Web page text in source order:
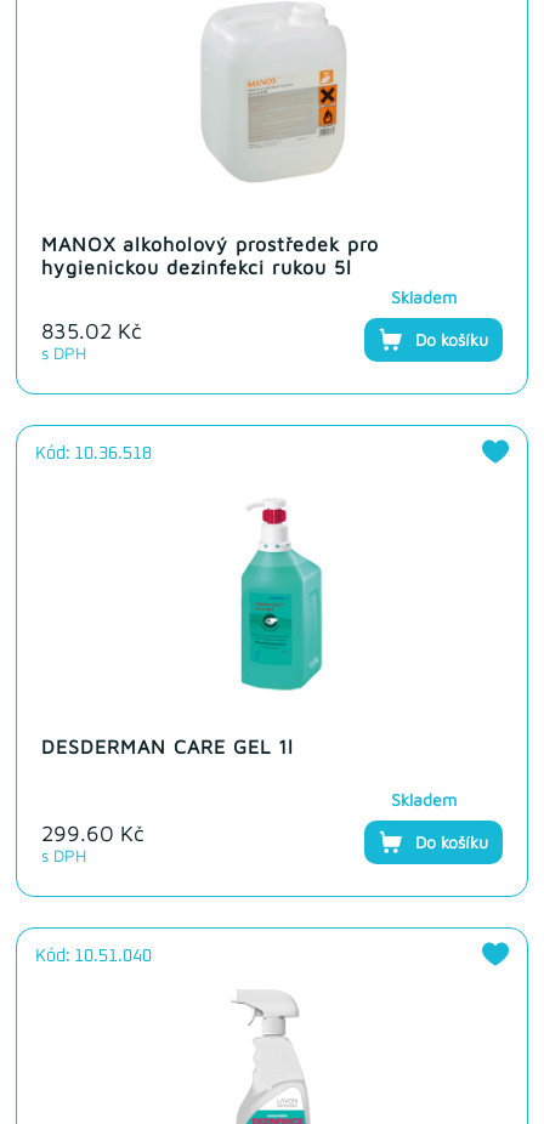
MANOX alkoholový prostředek pro
hygienickou dezinfekci rukou 5l
835.02 Kč
s DPH
Skladem
Do košíku
Kód: 10.36.518
DESDERMAN CARE GEL 1l
299.60 Kč
s DPH
Skladem
Do košíku
Kód: 10.51.040